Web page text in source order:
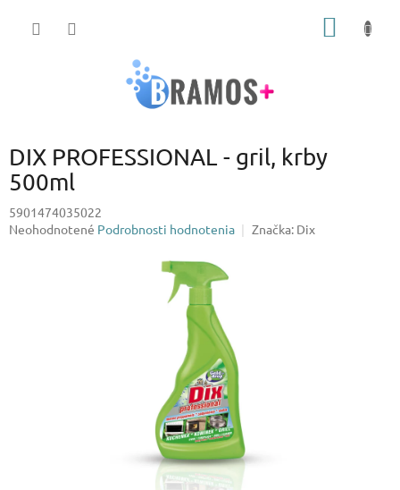
DIX PROFESSIONAL - gril, krby
500ml
5901474035022
Priemerné
Neohodnotené Podrobnosti hodnotenia Značka: Dix